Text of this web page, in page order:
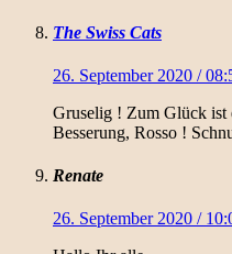
The Swiss Cats
26. September 2020 /
Gruselig ! Zum Glück ist
Besserung, Rosso !
Renate
26. September 2020 /